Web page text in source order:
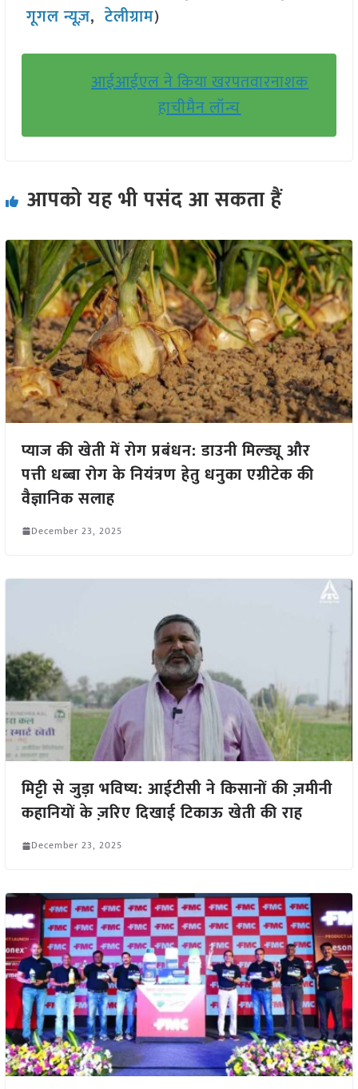
गूगल न्यूज़,टेलीग्राम)
आईआईएल ने किया खरपतवारनाशक
हाचीमैन लॉन्च
आपको यह भी पसंद आ सकता हैं
प्याज की खेती में रोग प्रबंधन: डाउनी मिल्ड्यू और
पत्ती धब्बा रोग के नियंत्रण हेतु धनुका एग्रीटेक की
वैज्ञानिक सलाह
December 23, 2025
मिट्टी से जुड़ा भविष्य: आईटीसी ने किसानों की ज़मीनी
कहानियों के ज़रिए दिखाई टिकाऊ खेती की राह
December 23, 2025